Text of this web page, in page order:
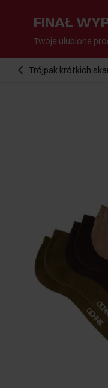
FINAŁ
Twoje ulubione
Trójpak krótkich